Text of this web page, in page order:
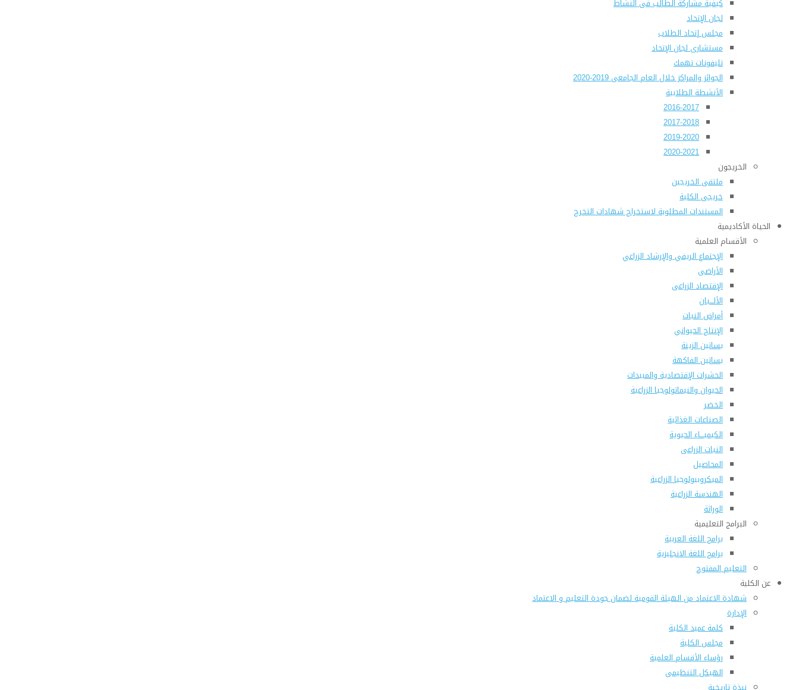
كيفية مشاركة الطالب فى النشاط
لجان الإتحاد
مجلس إتحاد الطلاب
مستشارى لجان الإتحاد
تليفونات تهمك
الجوائز والمراكز خلال العام الجامعى 2019-2020
الأنشطة الطلابية
2016-2017
2017-2018
2019-2020
2020-2021
الخريجون
ملتقى الخريجين
خريجى الكلية
المستندات المطلوبة لاستخراج شهادات التخرج
الحياة الأكاديمية
الأقسام العلمية
الإجتماع الريفي والإرشاد الزراعي
الأراضى
الإقتصاد الزراعى
الألـــبان
أمراض النبات
الإنتاج الحيواني
بساتين الزينة
بساتين الفاكهة
الحشرات الإقتصادية والمبيدات
الحيوان والنيماتولوجيا الزراعية
الخضر
الصناعات الغذائية
الكيميـــاء الحيوية
النبات الزراعى
المحاصيل
الميكروبيولوجيا الزراعية
الهندسة الزراعية
الوراثة
البرامج التعليمية
برامج اللغة العربية
برامج اللغة الانجليزية
التعليم المفتوح
عن الكلية
شهادة الاعتماد من الهيئة القومية لضمان جودة التعليم و الاعتماد
الإدارة
كلمة عميد الكلية
مجلس الكلية
رؤساء الأقسام العلمية
الهيكل التنظيمى